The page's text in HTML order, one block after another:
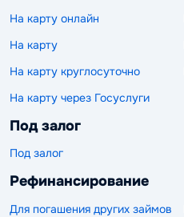
На карту онлайн
На карту
На карту круглосуточно
На карту через Госуслуги
Под залог
Под залог
Рефинансирование
Для погашения других займов